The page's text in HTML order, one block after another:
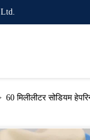
Ltd.
60 मिलीलीटर सोडियम